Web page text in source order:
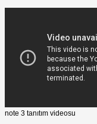
note 3 tanıtım videosu